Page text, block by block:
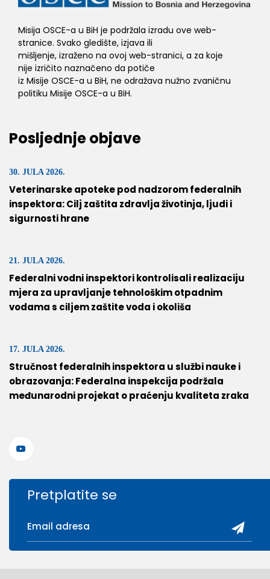
Misija OSCE-a u BiH je podržala izradu ove web-
stranice. Svako gledište, izjava ili
mišljenje, izraženo na ovoj web-stranici, a za koje
nije izričito naznačeno da potiče
iz Misije OSCE-a u BiH, ne odražava nužno zvaničnu
politiku Misije OSCE-a u BiH.
Posljednje objave
30. JULA 2026.
Veterinarske apoteke pod nadzorom federalnih
inspektora: Cilj zaštita zdravlja životinja, ljudi i
sigurnosti hrane
21. JULA 2026.
Federalni vodni inspektori kontrolisali realizaciju
mjera za upravljanje tehnološkim otpadnim
vodama s ciljem zaštite voda i okoliša
17. JULA 2026.
Stručnost federalnih inspektora u službi nauke i
obrazovanja: Federalna inspekcija podržala
međunarodni projekat o praćenju kvaliteta zraka
Pretplatite se